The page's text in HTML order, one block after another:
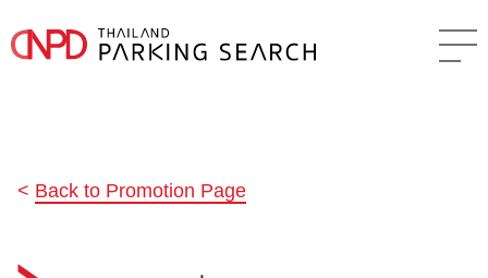
Back to Promotion Page